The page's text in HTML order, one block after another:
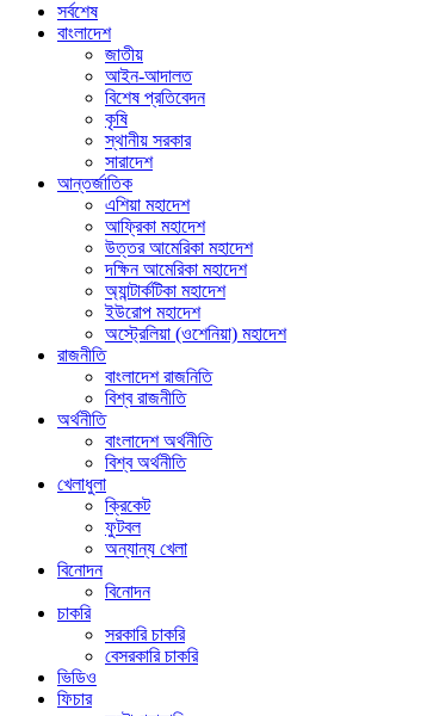
সর্বশেষ
বাংলাদেশ
জাতীয়
আইন-আদালত
বিশেষ প্রতিবেদন
কৃষি
স্থানীয় সরকার
সারাদেশ
আন্তর্জাতিক
এশিয়া মহাদেশ
আফ্রিকা মহাদেশ
উত্তর আমেরিকা মহাদেশ
দক্ষিন আমেরিকা মহাদেশ
অ্যান্টার্কটিকা মহাদেশ
ইউরোপ মহাদেশ
অস্ট্রেলিয়া (ওশেনিয়া) মহাদেশ
রাজনীতি
বাংলাদেশ রাজনিতি
বিশ্ব রাজনীতি
অর্থনীতি
বাংলাদেশ অর্থনীতি
বিশ্ব অর্থনীতি
খেলাধুলা
ক্রিকেট
ফুটবল
অন্যান্য খেলা
বিনোদন
বিনোদন
চাকরি
সরকারি চাকরি
বেসরকারি চাকরি
ভিডিও
ফিচার